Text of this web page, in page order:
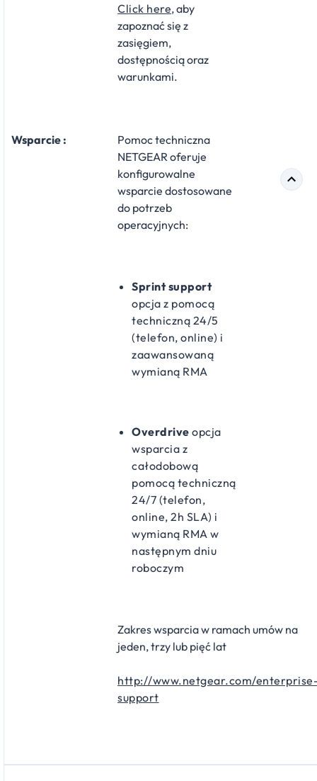
Click here, aby
zapoznać się z
zasięgiem,
dostępnością oraz
warunkami.
Wsparcie :
Pomoc techniczna
NETGEAR oferuje
konfigurowalne
wsparcie dostosowane
do potrzeb
operacyjnych:
Sprint support
opcja z pomocą
techniczną 24/5
(telefon, online) i
zaawansowaną
wymianą RMA
Overdrive opcja
wsparcia z
całodobową
pomocą techniczną
24/7 (telefon,
online, 2h SLA) i
wymianą RMA w
następnym dniu
roboczym
Zakres wsparcia w ramach umów na
jeden, trzy lub pięć lat
http://www.netgear.com/
support